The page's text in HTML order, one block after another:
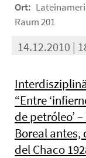
Ort:
Raum 201
14.12.2010 |
“Entre
de petróleo’
Boreal antes,
del Chaco